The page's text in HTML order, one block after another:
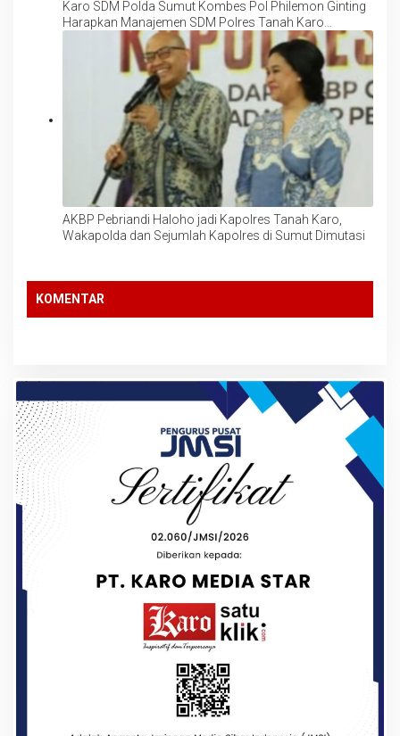
Karo SDM Polda Sumut Kombes Pol Philemon Ginting
Harapkan Manajemen SDM Polres Tanah Karo
Semakin Baik dan Profesional
AKBP Pebriandi Haloho jadi Kapolres Tanah Karo,
Wakapolda dan Sejumlah Kapolres di Sumut Dimutasi
KOMENTAR